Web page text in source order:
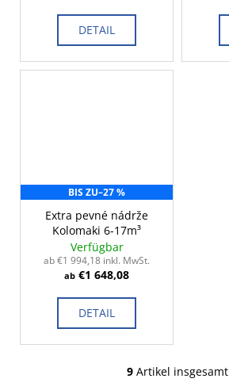
DETAIL
BIS ZU–27 %
Extra pevné nádrže
Kolomaki 6-17m³
Verfügbar
ab €1 994,18 inkl. MwSt.
ab €1 648,08
DETAIL
S
9 Artikel insgesamt